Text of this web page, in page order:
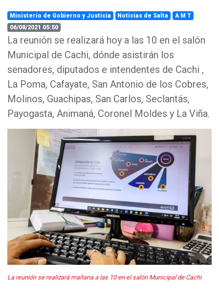
Ministerio de Gobierno y Justicia Noticias de Salta
A M T
06/08/2021 05:50
La reunión se realizará hoy a las 10 en el salón
Municipal de Cachi, dónde asistirán los
senadores, diputados e intendentes de Cachi ,
La Poma, Cafayate, San Antonio de los Cobres,
Molinos, Guachipas, San Carlos, Seclantás,
Payogasta, Animaná, Coronel Moldes y La Viña.
La reunión se realizará mañana a las 10 en el salón Municipal de Cachi